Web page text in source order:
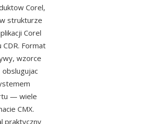
Corel,
strukturze
Corel
Format
wzorce
— wiele
CMX.
praktyczny